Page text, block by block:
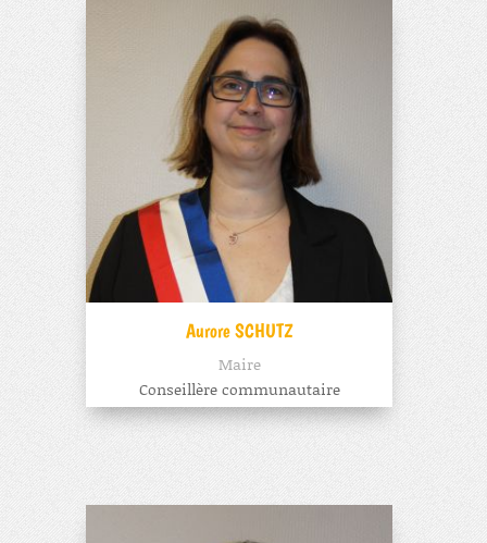
Aurore SCHUTZ
Maire
Conseillère communautaire